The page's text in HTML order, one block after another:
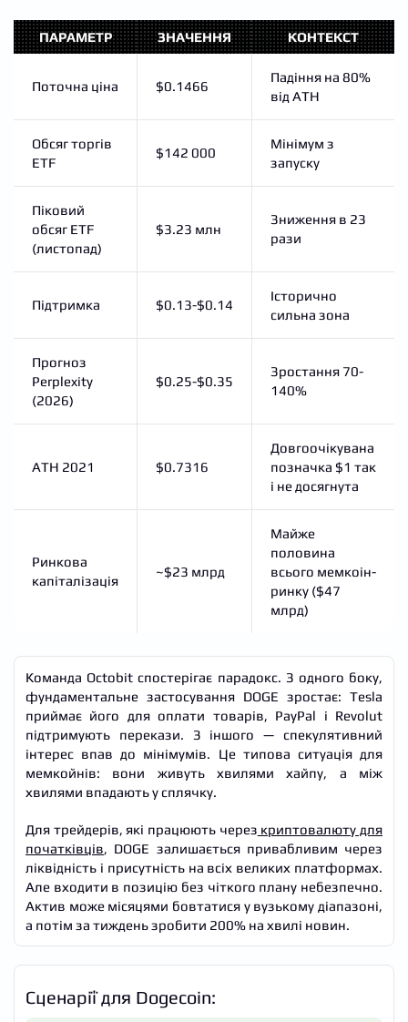
ПАРАМЕТР ЗНАЧЕННЯ КОНТЕКСТ
Поточна ціна $0.1466
Падіння на 80%
від ATH
Обсяг торгів
ETF
$142 000
Мінімум з
запуску
Піковий
обсяг ETF
(листопад)
$3.23 млн
Зниження в 23
рази
Підтримка $0.13-$0.14
Історично
сильна зона
Прогноз
Perplexity
(2026)
$0.25-$0.35
Зростання 70-
140%
ATH 2021 $0.7316
Довгоочікувана
позначка $1 так
і не досягнута
Ринкова
капіталізація
~$23 млрд
Майже
половина
всього мемкоін-
ринку ($47
млрд)
Команда Octobit спостерігає парадокс. З одного боку,
фундаментальне застосування DOGE зростає: Tesla
приймає його для оплати товарів, PayPal і Revolut
підтримують перекази. З іншого — спекулятивний
інтерес впав до мінімумів. Це типова ситуація для
мемкойнів: вони живуть хвилями хайпу, а між
хвилями впадають у сплячку.
Для трейдерів, які працюють через криптовалюту для
початківців, DOGE залишається привабливим через
ліквідність і присутність на всіх великих платформах.
Але входити в позицію без чіткого плану небезпечно.
Актив може місяцями бовтатися у вузькому діапазоні,
а потім за тиждень зробити 200% на хвилі новин.
Сценарії для Dogecoin: